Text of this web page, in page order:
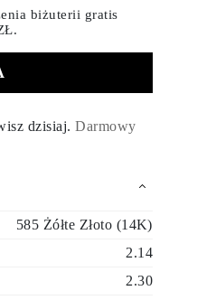
biżuterii gratis
dzisiaj.Darmowy
585 Żółte Złoto (14K)
2.14
2.30